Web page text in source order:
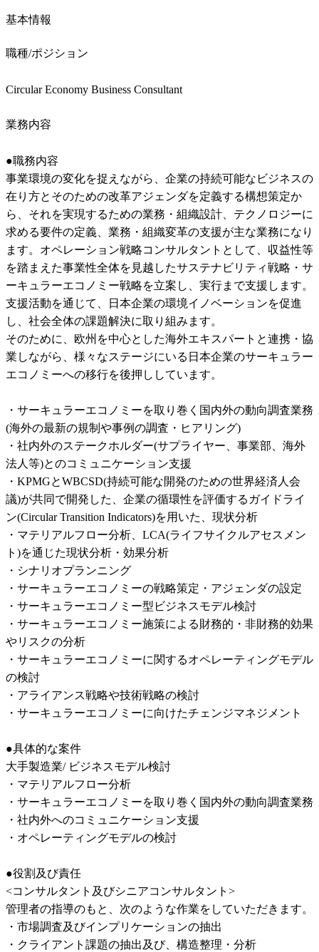
基本情報
職種/ポジション
Circular Economy Business Consultant
業務内容
●職務内容
事業環境の変化を捉えながら、企業の持続可能なビジネスの
在り⽅とそのための改革アジェンダを定義する構想策定か
ら、それを実現するための業務・組織設計、テクノロジーに
求める要件の定義、業務・組織変革の⽀援が主な業務になり
ます。オペレーション戦略コンサルタントとして、収益性等
を踏まえた事業性全体を見越したサステナビリティ戦略・サ
ーキュラーエコノミー戦略を立案し、実行まで支援します。
支援活動を通じて、日本企業の環境イノベーションを促進
し、社会全体の課題解決に取り組みます。
そのために、欧州を中心とした海外エキスパートと連携・協
業しながら、様々なステージにいる日本企業のサーキュラー
エコノミーへの移行を後押ししています。
・サーキュラーエコノミーを取り巻く国内外の動向調査業務
(海外の最新の規制や事例の調査・ヒアリング)
・社内外のステークホルダー(サプライヤー、事業部、海外
法人等)とのコミュニケーション支援
・KPMGとWBCSD(持続可能な開発のための世界経済人会
議)が共同で開発した、企業の循環性を評価するガイドライ
ン(Circular Transition Indicators)を用いた、現状分析
・マテリアルフロー分析、LCA(ライフサイクルアセスメン
ト)を通じた現状分析・効果分析
・シナリオプランニング
・サーキュラーエコノミーの戦略策定・アジェンダの設定
・サーキュラーエコノミー型ビジネスモデル検討
・サーキュラーエコノミー施策による財務的・非財務的効果
やリスクの分析
・サーキュラーエコノミーに関するオペレーティングモデル
の検討
・アライアンス戦略や技術戦略の検討
・サーキュラーエコノミーに向けたチェンジマネジメント
●具体的な案件
大手製造業/ ビジネスモデル検討
・マテリアルフロー分析
・サーキュラーエコノミーを取り巻く国内外の動向調査業務
・社内外へのコミュニケーション支援
・オペレーティングモデルの検討
●役割及び責任
<コンサルタント及びシニアコンサルタント>
管理者の指導のもと、次のような作業をしていただきます。
・市場調査及びインプリケーションの抽出
・クライアント課題の抽出及び、構造整理・分析